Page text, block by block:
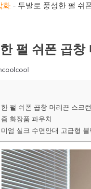
화 - 두발로 풍성한 펄 쉬
펄 쉬폰 곱
펄 쉬폰 곱창 머리끈 스크
화장품 파우치
엄 실크 수면안대 고급형